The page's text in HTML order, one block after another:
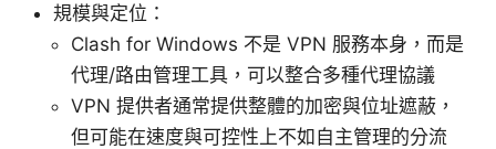
規模與定位：
Clash for Windows 不是 VPN 服務本身，而是
代理/路由管理工具，可以整合多種代理協議
VPN 提供者通常提供整體的加密與位址遮蔽，
但可能在速度與可控性上不如自主管理的分流